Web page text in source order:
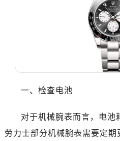
一、检查电池
对于机械腕表而言，电池
劳力士部分机械腕表需要定期